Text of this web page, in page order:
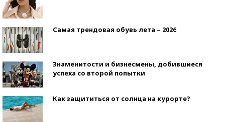
Самая трендовая обувь лета – 2026
Знаменитости и бизнесмены, добившиеся
успеха со второй попытки
Как защититься от солнца на курорте?